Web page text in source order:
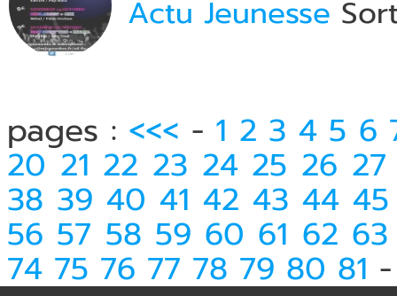
Actu Jeunesse
pages : <<< - 1 2 3 4 5 6
20 21 22 23 24 25 26 27
38 39 40 41 42 43 44 45
56 57 58 59 60 61 62 63
74 75 76 77 78 79 80 81